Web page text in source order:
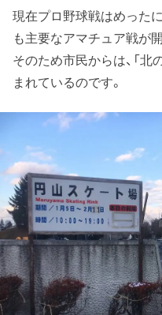
現在プロ野球戦はめった
も主要なアマチュア戦が
そのため市民からは、「北
まれているのです。